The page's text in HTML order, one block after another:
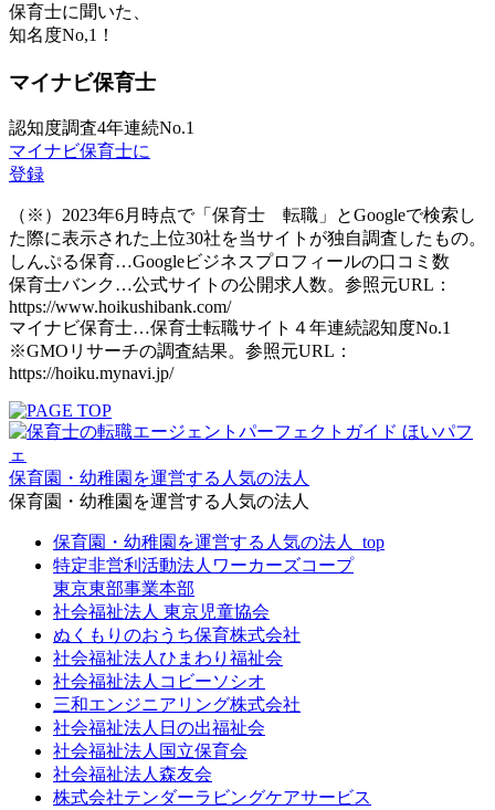
保育士に聞いた、
知名度No,1！
マイナビ保育士
認知度調査4年連続No.1
マイナビ保育士に
登録
（※）2023年6月時点で「保育士 転職」とGoogleで検索し
た際に表示された上位30社を当サイトが独自調査したもの。
しんぷる保育…Googleビジネスプロフィールの口コミ数
保育士バンク…公式サイトの公開求人数。参照元URL：
https://www.hoikushibank.com/
マイナビ保育士…保育士転職サイト４年連続認知度No.1
※GMOリサーチの調査結果。参照元URL：
https://hoiku.mynavi.jp/
保育園・幼稚園を運営する人気の法人
保育園・幼稚園を運営する人気の法人
保育園・幼稚園を運営する人気の法人_top
特定非営利活動法人ワーカーズコープ
東京東部事業本部
社会福祉法人 東京児童協会
ぬくもりのおうち保育株式会社
社会福祉法人ひまわり福祉会
社会福祉法人コビーソシオ
三和エンジニアリング株式会社
社会福祉法人日の出福祉会
社会福祉法人国立保育会
社会福祉法人森友会
株式会社テンダーラビングケアサービス